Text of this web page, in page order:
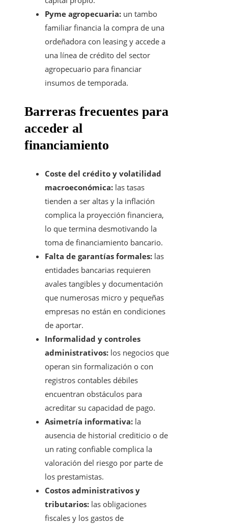
Pyme agropecuaria: un tambo
familiar financia la compra de una
ordeñadora con leasing y accede a
una línea de crédito del sector
agropecuario para financiar
insumos de temporada.
Barreras frecuentes para
acceder al
financiamiento
Coste del crédito y volatilidad
macroeconómica: las tasas
tienden a ser altas y la inflación
complica la proyección financiera,
lo que termina desmotivando la
toma de financiamiento bancario.
Falta de garantías formales: las
entidades bancarias requieren
avales tangibles y documentación
que numerosas micro y pequeñas
empresas no están en condiciones
de aportar.
Informalidad y controles
administrativos: los negocios que
operan sin formalización o con
registros contables débiles
encuentran obstáculos para
acreditar su capacidad de pago.
Asimetría informativa: la
ausencia de historial crediticio o de
un rating confiable complica la
valoración del riesgo por parte de
los prestamistas.
Costos administrativos y
tributarios: las obligaciones
fiscales y los gastos de